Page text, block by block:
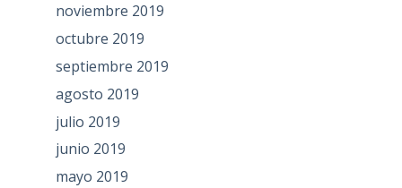
noviembre 2019
octubre 2019
septiembre 2019
agosto 2019
julio 2019
junio 2019
mayo 2019